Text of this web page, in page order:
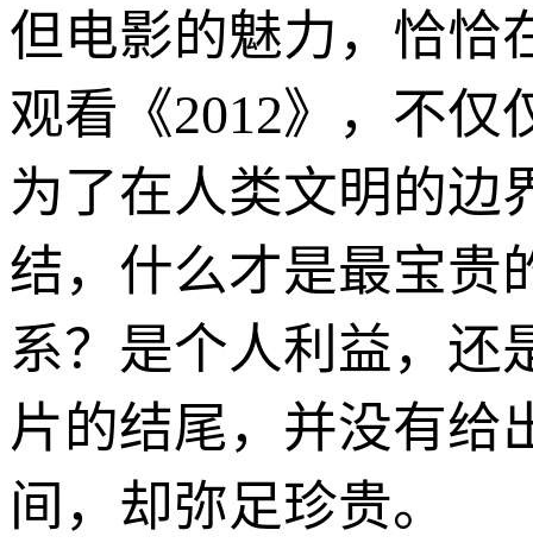
但电影的魅力，恰恰
观看《2012》，不
为了在人类文明的边
结，什么才是最宝贵
系？是个人利益，还
片的结尾，并没有给
间，却弥足珍贵。